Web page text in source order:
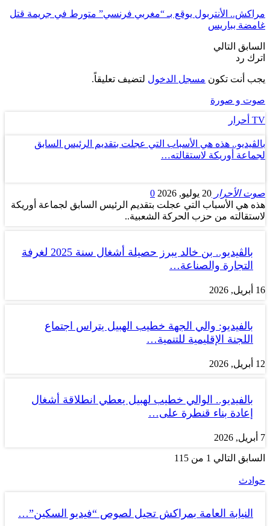
مراكش.. الأنتربول يوقع بـ “مغربي فرنسي” متورط في جريمة قتل
غامضة بباريس
السابق التالي
اترك رد
يجب أنت تكون مسجل الدخول لتضيف تعليقاً.
صوت و صورة
TV أحرار
بالڤيديو.. هذه هي الأسباب التي عجلت بتقديم الرئيس السابق
لجماعة أوريكة لاستقالته…
صوت الأحرار 20 يوليو, 2026
0
هذه هي الأسباب التي عجلت بتقديم الرئيس السابق لجماعة أوريكة
لاستقالته من حزب الحركة الشعبية..
بالڤيديو.. بن خالد يبرز حصيلة أشغال سنة 2025 لغرفة
التجارة والصناعة…
16 أبريل, 2026
بالفيديو: والي الجهة خطيب الهبيل يتراس اجتماع
اللجنة الإقليمية للتنمية…
12 أبريل, 2026
بالفيديو.. الوالي خطيب لهبيل يعطي انطلاقة أشغال
إعادة بناء قنطرة على…
7 أبريل, 2026
السابق التالي 1 من 115
حوادث
النيابة العامة بمراكش تحيل لصوص “فيديو السكين”…